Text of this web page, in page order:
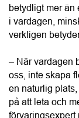
Varför känns
Många upplever
börjar skolan,
kvällarna fylls
många
saker som